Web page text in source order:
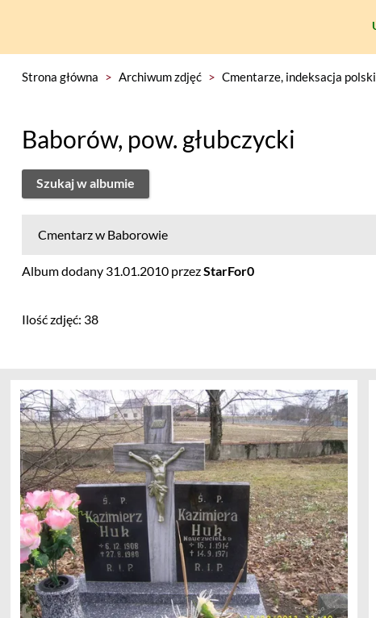
Strona główna > Archiwum zdjęć > Cmentarze, indeksacja
Baborów, pow. głubczycki
Szukaj w albumie
Cmentarz w Baborowie
Album dodany 31.01.2010 przezStarFor0
Ilość zdjęć: 38